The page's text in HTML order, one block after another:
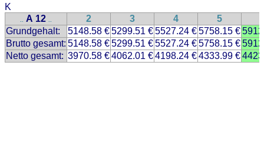
K
.. A 12 .. 2 3 4 5
Grundgehalt:
5148.58 €5299.51 €5527.24 €5758.15 €
Brutto gesamt: 5148.58 €5299.51 €5527.24 €5758.15 €
Netto gesamt: 3970.58 €4062.01 €4198.24 €4333.99 €